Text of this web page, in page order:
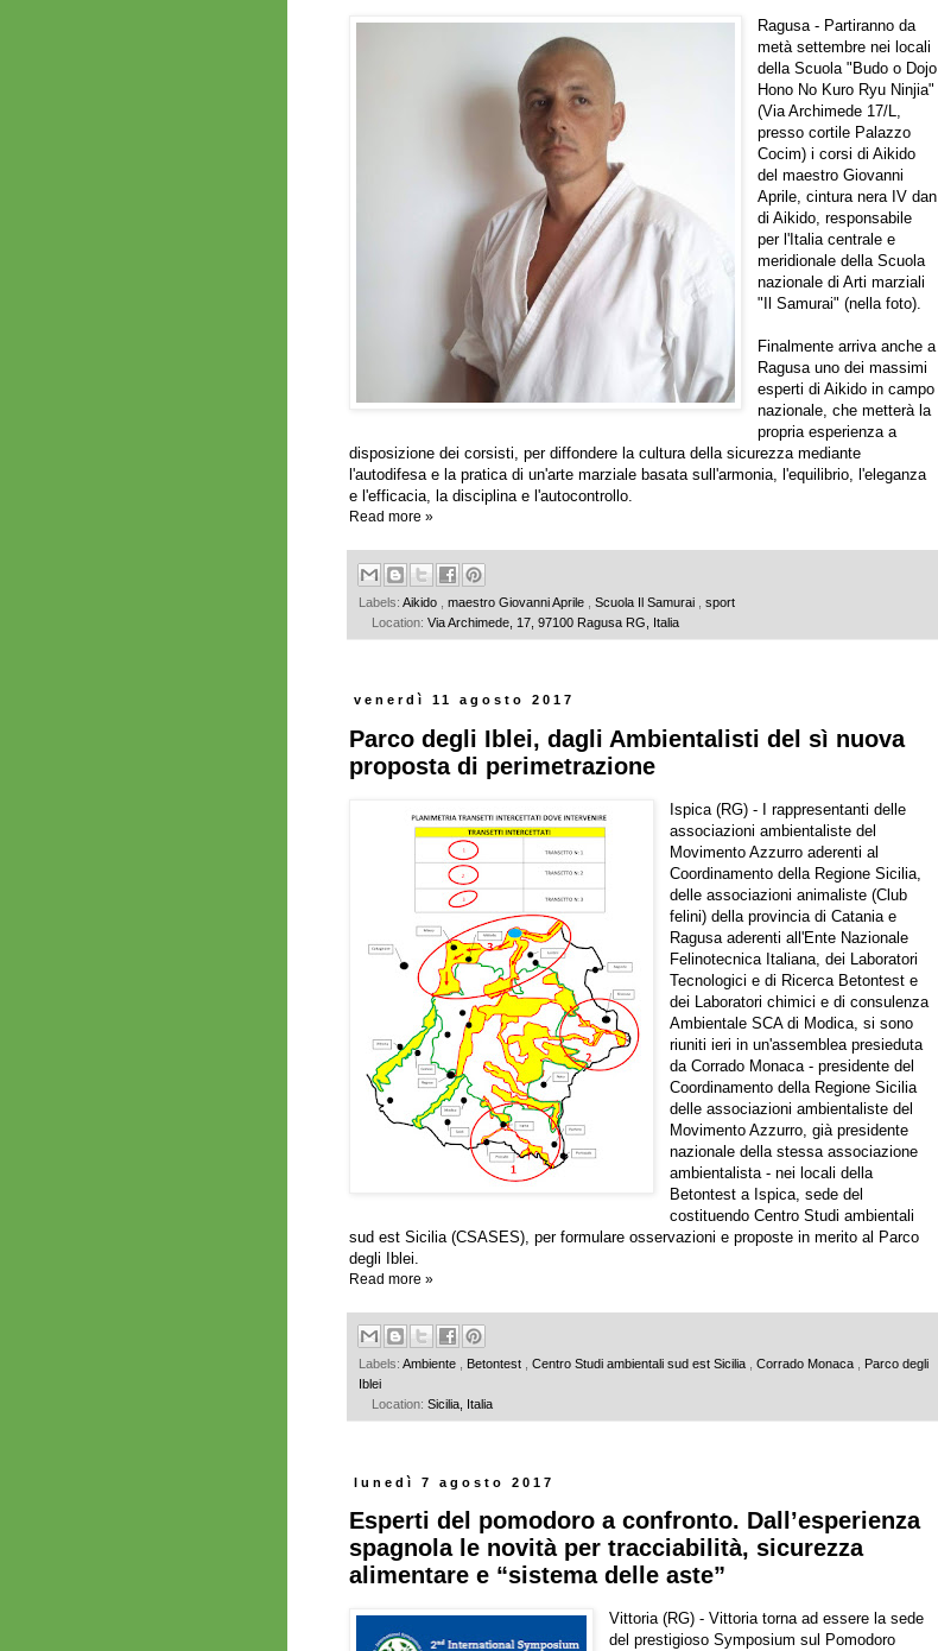
Ragusa - Partiranno da
metà settembre nei locali
della Scuola "Budo o Dojo
Hono No Kuro Ryu Ninjia"
(Via Archimede 17/L,
presso cortile Palazzo
Cocim) i corsi di Aikido
del maestro Giovanni
Aprile, cintura nera IV dan
di Aikido, responsabile
per l'Italia centrale e
meridionale della Scuola
nazionale di Arti marziali
"Il Samurai" (nella foto).
Finalmente arriva anche a
Ragusa uno dei massimi
esperti di Aikido in campo
nazionale, che metterà la
propria esperienza a
disposizione dei corsisti, per diffondere la cultura della sicurezza mediante
l'autodifesa e la pratica di un'arte marziale basata sull'armonia, l'equilibrio, l'eleganza
e l'efficacia, la disciplina e l'autocontrollo.
Read more »
Labels: Aikido maestro Giovanni Aprile Scuola Il Samurai
sport
Location: Via Archimede, 17, 97100 Ragusa RG, Italia
venerdì 11 agosto 2017
Parco degli Iblei, dagli Ambientalisti del sì nuova
proposta di perimetrazione
Ispica (RG) - I rappresentanti delle
associazioni ambientaliste del
Movimento Azzurro aderenti al
Coordinamento della Regione Sicilia,
delle associazioni animaliste (Club
felini) della provincia di Catania e
Ragusa aderenti all'Ente Nazionale
Felinotecnica Italiana, dei Laboratori
Tecnologici e di Ricerca Betontest e
dei Laboratori chimici e di consulenza
Ambientale SCA di Modica, si sono
riuniti ieri in un'assemblea presieduta
da Corrado Monaca - presidente del
Coordinamento della Regione Sicilia
delle associazioni ambientaliste del
Movimento Azzurro, già presidente
nazionale della stessa associazione
ambientalista - nei locali della
Betontest a Ispica, sede del
costituendo Centro Studi ambientali
sud est Sicilia (CSASES), per formulare osservazioni e proposte in merito al Parco
degli Iblei.
Read more »
Labels: Ambiente Betontest Centro Studi ambientali sud est Sicilia Corrado Monaca
Parco degli
Iblei
Location: Sicilia, Italia
lunedì 7 agosto 2017
Esperti del pomodoro a confronto. Dall’esperienza
spagnola le novità per tracciabilità, sicurezza
alimentare e “sistema delle aste”
Vittoria (RG) - Vittoria torna ad essere la sede
del prestigioso Symposium sul Pomodoro